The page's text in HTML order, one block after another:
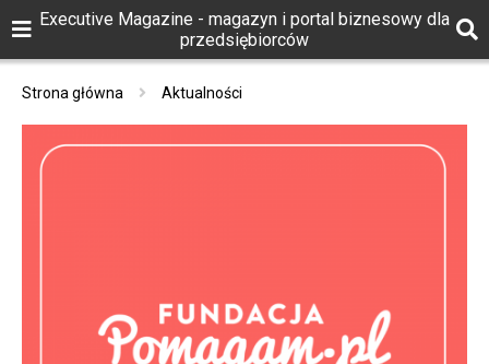
Executive Magazine - magazyn i portal biznesowy dla
przedsiębiorców
Strona główna Aktualności